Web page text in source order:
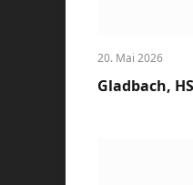
20. Mai 2026
Gladbach,